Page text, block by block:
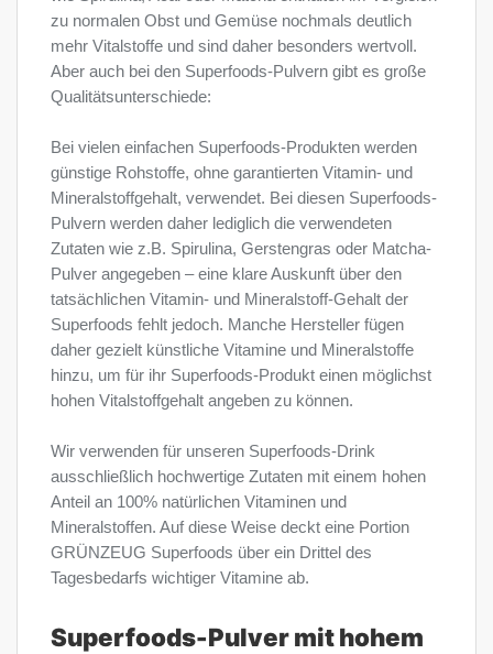
zu normalen Obst und Gemüse nochmals deutlich
mehr Vitalstoffe und sind daher besonders wertvoll.
Aber auch bei den Superfoods-Pulvern gibt es große
Qualitätsunterschiede:
Bei vielen einfachen Superfoods-Produkten werden
günstige Rohstoffe, ohne garantierten Vitamin- und
Mineralstoffgehalt, verwendet. Bei diesen Superfoods-
Pulvern werden daher lediglich die verwendeten
Zutaten wie z.B. Spirulina, Gerstengras oder Matcha-
Pulver angegeben – eine klare Auskunft über den
tatsächlichen Vitamin- und Mineralstoff-Gehalt der
Superfoods fehlt jedoch. Manche Hersteller fügen
daher gezielt künstliche Vitamine und Mineralstoffe
hinzu, um für ihr Superfoods-Produkt einen möglichst
hohen Vitalstoffgehalt angeben zu können.
Wir verwenden für unseren Superfoods-Drink
ausschließlich hochwertige Zutaten mit einem hohen
Anteil an 100% natürlichen Vitaminen und
Mineralstoffen. Auf diese Weise deckt eine Portion
GRÜNZEUG Superfoods über ein Drittel des
Tagesbedarfs wichtiger Vitamine ab.
Superfoods-Pulver mit hohem